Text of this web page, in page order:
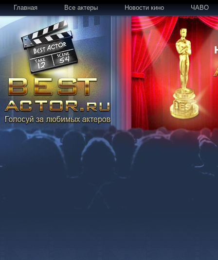
Главная Все актеры Новости кино ЧАВО